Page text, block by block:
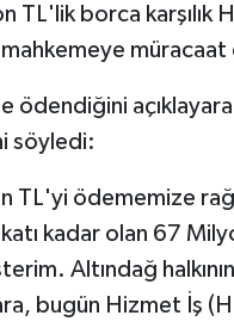
TL'lik borca karşılık
müracaat
ödendiğini
söyledi:
TL'yi ödememize
kadar olan 67
Altındağ
bugün Hizmet İş